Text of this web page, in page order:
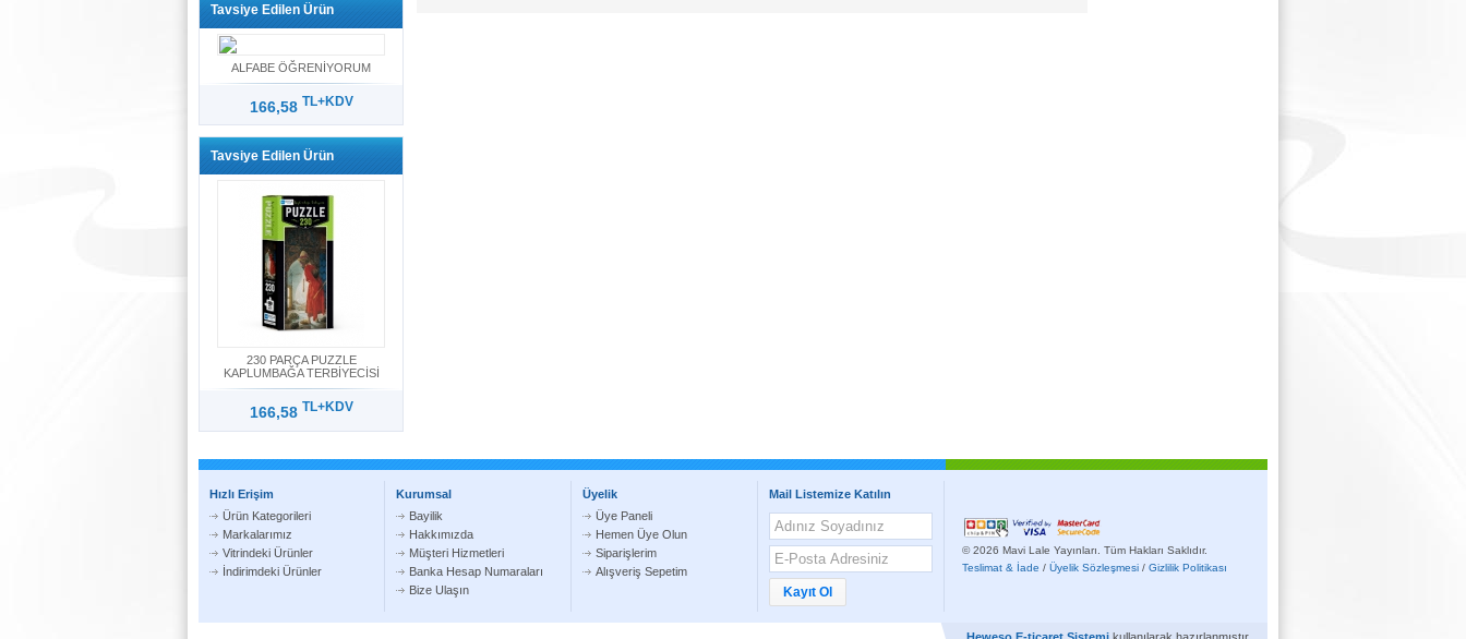
Tavsiye Edilen Ürün
ALFABE ÖĞRENİYORUM
166,58 TL+KDV
Tavsiye Edilen Ürün
230 PARÇA PUZZLE
KAPLUMBAĞA TERBİYECİSİ
166,58 TL+KDV
Hızlı Erişim
Ürün Kategorileri
Markalarımız
Vitrindeki Ürünler
İndirimdeki Ürünler
Kurumsal
Bayilik
Hakkımızda
Müşteri Hizmetleri
Banka Hesap Numaraları
Bize Ulaşın
Üyelik
Üye Paneli
Hemen Üye Olun
Siparişlerim
Alışveriş Sepetim
Mail Listemize Katılın
© 2026 Mavi Lale Yayınları. Tüm Hakları Saklıdır.
Teslimat & İade / Üyelik Sözleşmesi / Gizlilik Politikası